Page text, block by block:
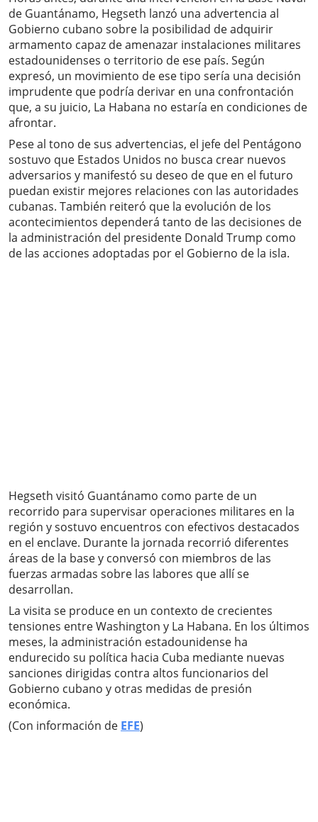
de Guantánamo, Hegseth lanzó una advertencia al
Gobierno cubano sobre la posibilidad de adquirir
armamento capaz de amenazar instalaciones militares
estadounidenses o territorio de ese país. Según
expresó, un movimiento de ese tipo sería una decisión
imprudente que podría derivar en una confrontación
que, a su juicio, La Habana no estaría en condiciones de
afrontar.
Pese al tono de sus advertencias, el jefe del Pentágono
sostuvo que Estados Unidos no busca crear nuevos
adversarios y manifestó su deseo de que en el futuro
puedan existir mejores relaciones con las autoridades
cubanas. También reiteró que la evolución de los
acontecimientos dependerá tanto de las decisiones de
la administración del presidente Donald Trump como
de las acciones adoptadas por el Gobierno de la isla.
Hegseth visitó Guantánamo como parte de un
recorrido para supervisar operaciones militares en la
región y sostuvo encuentros con efectivos destacados
en el enclave. Durante la jornada recorrió diferentes
áreas de la base y conversó con miembros de las
fuerzas armadas sobre las labores que allí se
desarrollan.
La visita se produce en un contexto de crecientes
tensiones entre Washington y La Habana. En los últimos
meses, la administración estadounidense ha
endurecido su política hacia Cuba mediante nuevas
sanciones dirigidas contra altos funcionarios del
Gobierno cubano y otras medidas de presión
económica.
(Con información de EFE)